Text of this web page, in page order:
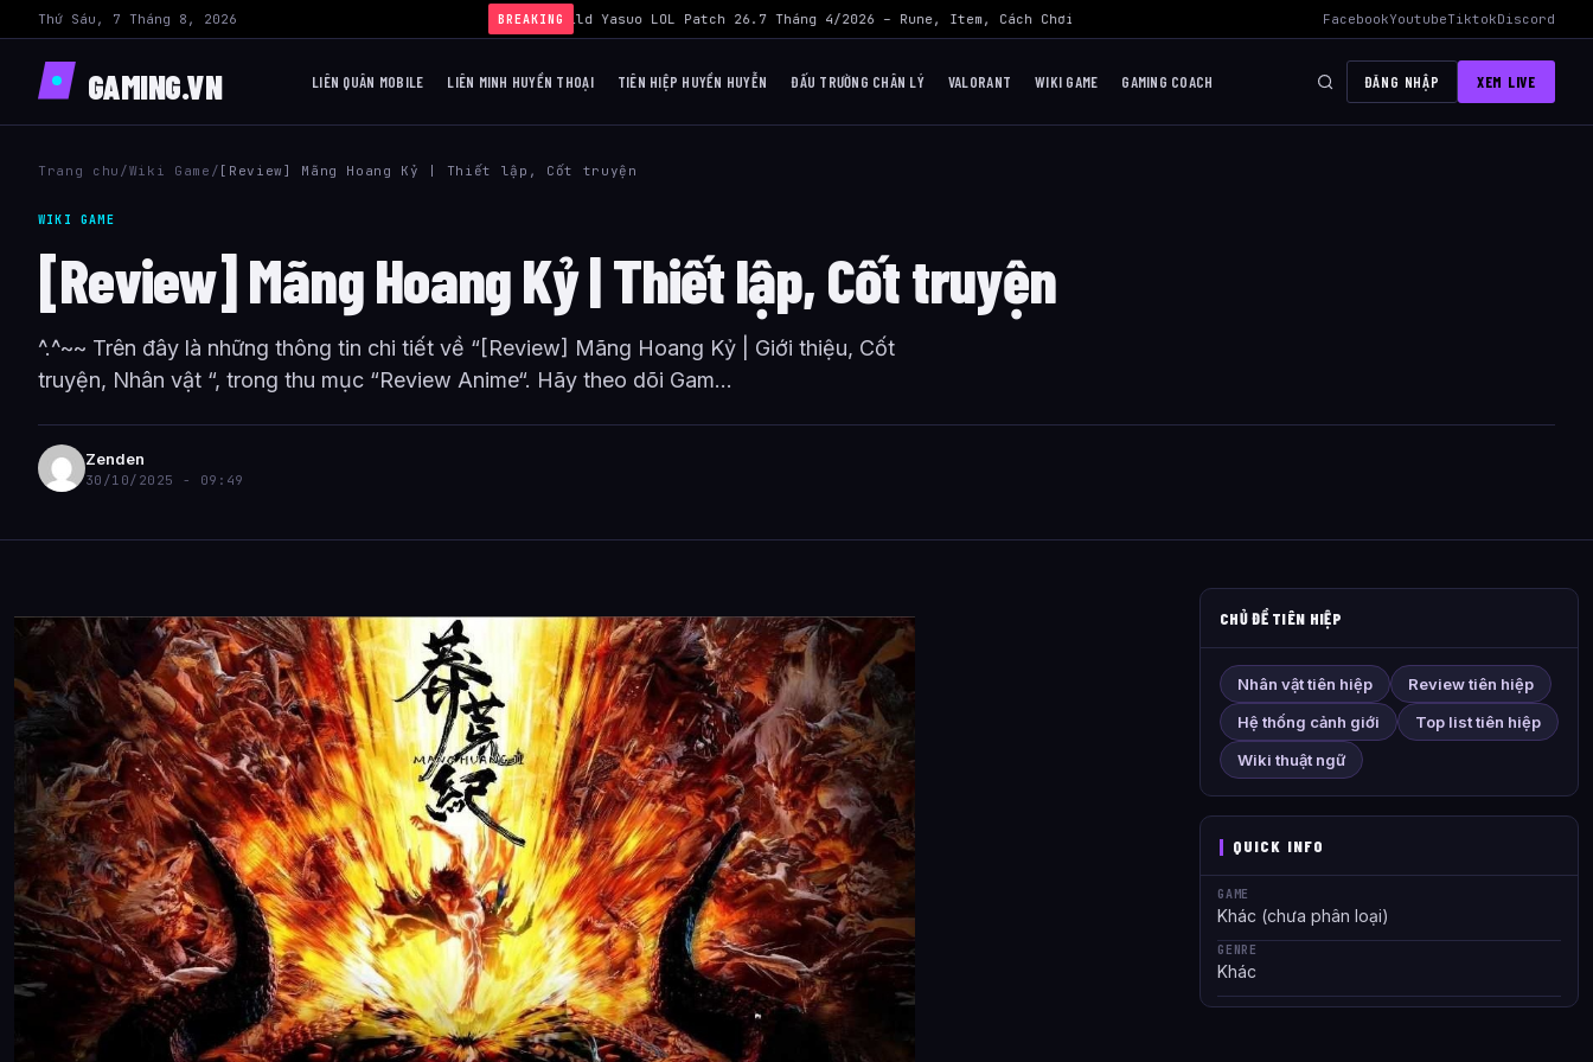
Thứ Sáu, 7 Tháng 8, 2026 BREAKING
› Build Yasuo LOL Patch 26.7 Tháng 4/2026 – Rune, Item, Cách Chơi Mid Hiệu Quả Nhất AWC 2026 Liên Quân Mobile – Lịch Thi Đấu,
FacebookYoutubeTiktokDiscord
GAMING.VN LIÊN QUÂN MOBILE LIÊN MINH HUYỀN THOẠI TIÊN HIỆP HUYỀN HUYỄN ĐẤU TRƯỜNG CHÂN LÝ VALORANT WIKI GAME GAMING COACH ĐĂNG NHẬP XEM LIVE
Trang chu /Wiki Game / [Review] Mãng Hoang Kỷ | Thiết lập, Cốt truyện
WIKI GAME
[Review] Mãng Hoang Kỷ | Thiết lập, Cốt truyện
^.^~~ Trên đây là những thông tin chi tiết về “[Review] Mãng Hoang Kỷ | Giới thiệu, Cốt
truyện, Nhân vật “, trong thu mục “Review Anime“. Hãy theo dõi Gam...
Zenden
30/10/2025 - 09:49
CHỦ ĐỀ TIÊN HIỆP
Nhân vật tiên hiệp
Review tiên hiệp
Hệ thống cảnh giới
Top list tiên hiệp
Wiki thuật ngữ
QUICK INFO
GAME
Khác (chưa phân loại)
GENRE
Khác